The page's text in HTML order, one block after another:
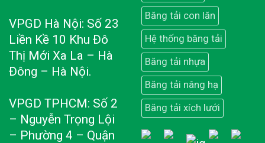
VPGD Hà Nội: Số 23
Liền Kề 10 Khu Đô
Thị Mới Xa La – Hà
Đông – Hà Nội.
VPGD TPHCM: Số 2
– Nguyễn Trọng Lội
– Phường 4 – Quận
Băng tải con lăn
Hệ thống băng tải
Băng tải nhựa
Băng tải nâng hạ
Băng tải xích lưới